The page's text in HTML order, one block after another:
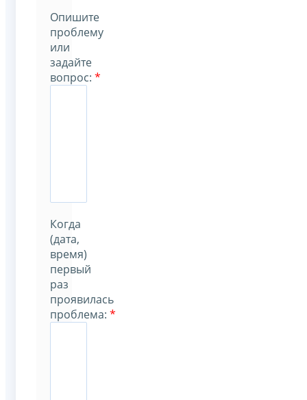
Опишите
проблему
или
задайте
вопрос: *
Когда
(дата,
время)
первый
раз
проявилась
проблема: *